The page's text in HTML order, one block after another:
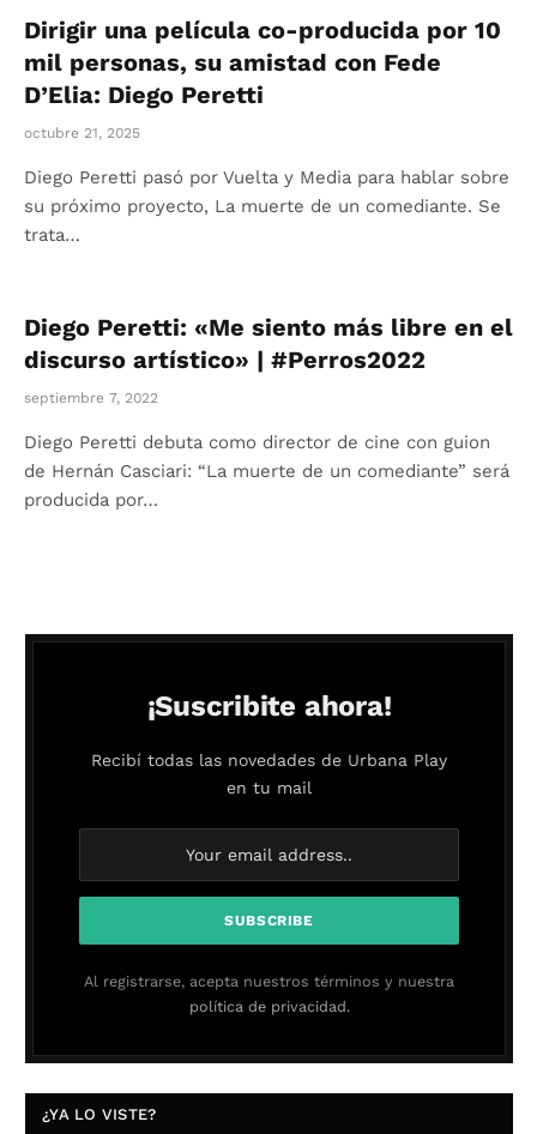
Dirigir una película co-producida por 10
mil personas, su amistad con Fede
D’Elia: Diego Peretti
octubre 21, 2025
Diego Peretti pasó por Vuelta y Media para hablar sobre
su próximo proyecto, La muerte de un comediante. Se
trata…
Diego Peretti: «Me siento más libre en el
discurso artístico» | #Perros2022
septiembre 7, 2022
Diego Peretti debuta como director de cine con guion
de Hernán Casciari: “La muerte de un comediante” será
producida por…
¡Suscribite ahora!
Recibí todas las novedades de Urbana Play
en tu mail
Al registrarse, acepta nuestros términos y nuestra
política de privacidad.
¿YA LO VISTE?